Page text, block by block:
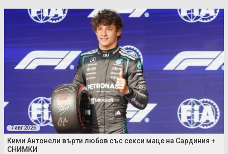
7 авг 2026
Кими Антонели върти любов със секси маце на Сардиния +
СНИМКИ